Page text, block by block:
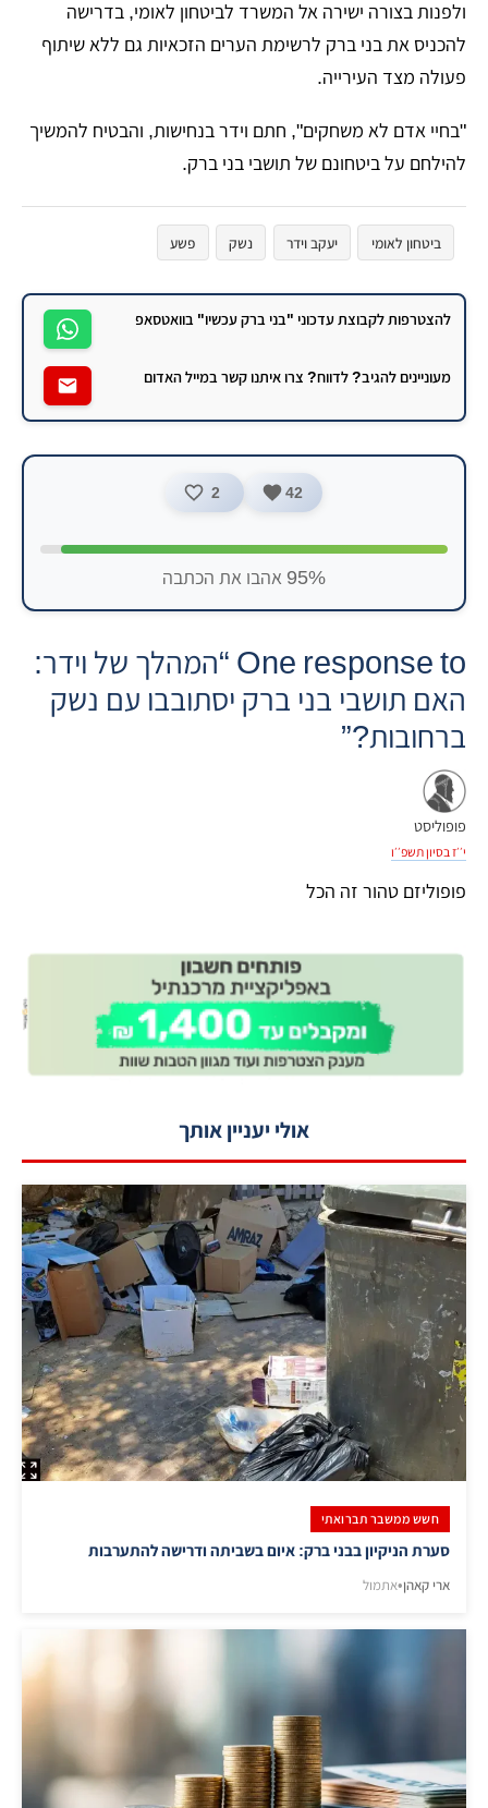
ולפנות בצורה ישירה אל המשרד לביטחון לאומי, בדרישה
להכניס את בני ברק לרשימת הערים הזכאיות גם ללא שיתוף
פעולה מצד העירייה.
"בחיי אדם לא משחקים", חתם וידר בנחישות, והבטיח להמשיך
להילחם על ביטחונם של תושבי בני ברק.
ביטחון לאומי יעקב וידר נשק פשע
להצטרפות לקבוצת עדכוני "בני ברק עכשיו" בוואטסאפ
מעוניינים להגיב? לדווח? צרו איתנו קשר במייל האדום
42
2
95% אהבו את הכתבה
One response to “המהלך של וידר:
האם תושבי בני ברק יסתובבו עם נשק
ברחובות?”
פופוליסט
י׳׳ז בסיון תשפ׳׳ו
פופוליזם טהור זה הכל
אולי יעניין אותך
חשש ממשבר תברואתי
סערת הניקיון בבני ברק: איום בשביתה ודרישה להתערבות
ארי קאהן•אתמול